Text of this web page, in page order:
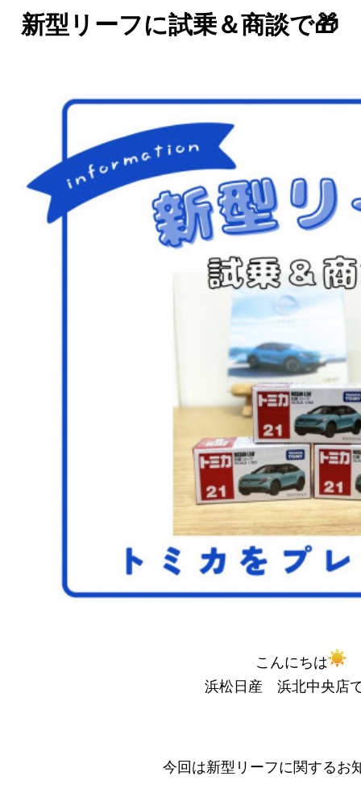
新型リーフに試乗＆商談で🎁
こんにちは
浜松日産 浜北中央店
今回は新型リーフに関するお